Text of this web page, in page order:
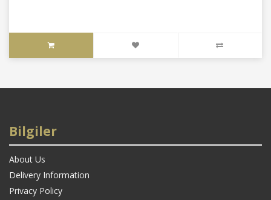
Bilgiler
About Us
Delivery Information
Privacy Policy